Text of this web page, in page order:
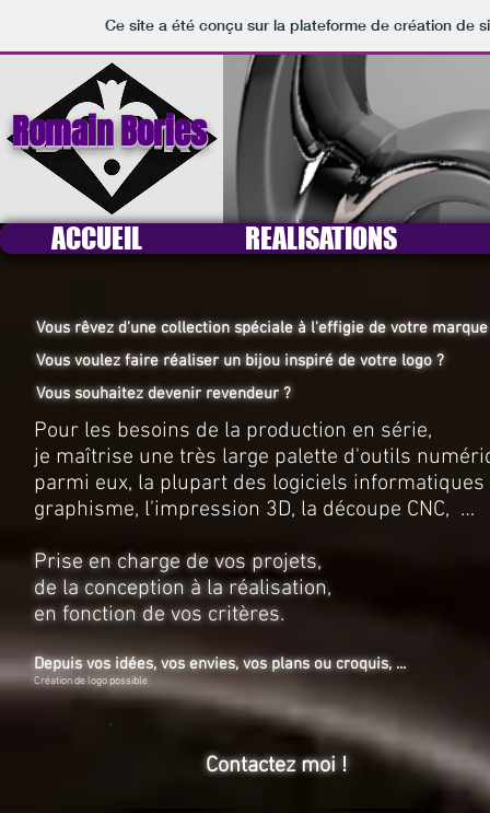
Ce site a été conçu sur la plateforme de création de
Romain Bories
Pour les besoins de la production en série,
je maîtrise une très large palette d'outils
parmi eux, la plupart des logiciels informatiques
graphisme, l'impression 3D, la découpe CNC, …
Prise en charge de vos projets,
de la conception à la réalisation,
en fonction de vos critères.
Depuis vos idées, vos envies, vos plans ou croquis, ...
Création de logo possible
Vous rêvez d'une collection spéciale à l'effigie de votre marque
Vous voulez faire réaliser un bijou inspiré de votre logo ?
Vous souhaitez devenir revendeur ?
Contactez moi !
ACCUEIL REALISATIONS